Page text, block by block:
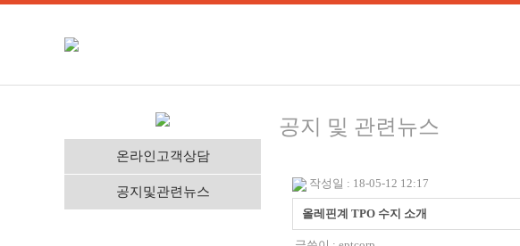
온라인고객상담
공지및관련뉴스
공지 및 관련뉴스
작성일 : 18-05-12 12:17
올레핀계 TPO 수지 소개